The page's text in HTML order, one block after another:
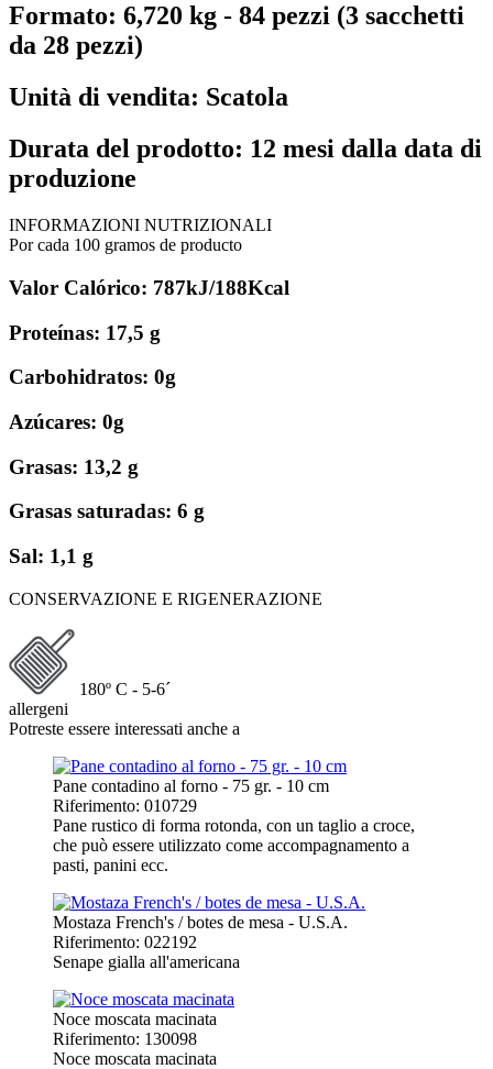
Formato: 6,720 kg - 84 pezzi (3 sacchetti
da 28 pezzi)
Unità di vendita: Scatola
Durata del prodotto: 12 mesi dalla data di
produzione
INFORMAZIONI NUTRIZIONALI
Por cada 100 gramos de producto
Valor Calórico: 787kJ/188Kcal
Proteínas: 17,5 g
Carbohidratos: 0g
Azúcares: 0g
Grasas: 13,2 g
Grasas saturadas: 6 g
Sal: 1,1 g
CONSERVAZIONE E RIGENERAZIONE
180º C - 5-6´
allergeni
Potreste essere interessati anche a
Pane contadino al forno - 75 gr. - 10 cm
Riferimento: 010729
Pane rustico di forma rotonda, con un taglio a croce,
che può essere utilizzato come accompagnamento a
pasti, panini ecc.
Mostaza French's / botes de mesa - U.S.A.
Riferimento: 022192
Senape gialla all'americana
Noce moscata macinata
Riferimento: 130098
Noce moscata macinata